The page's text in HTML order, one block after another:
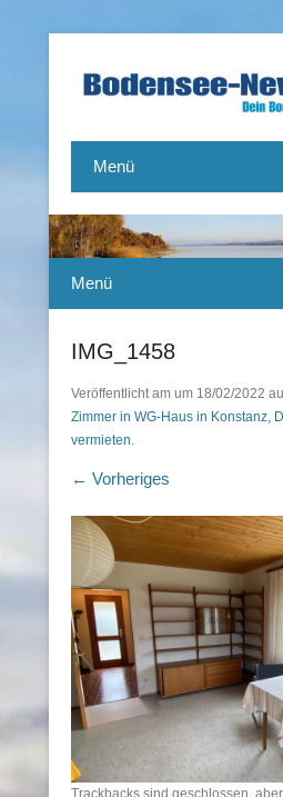
Bodensee-
Menü
Menü
IMG_1458
Veröffentlicht am um 18/02/2022
Zimmer in WG-Haus in Konstanz,
vermieten.
← Vorheriges
Trackbacks sind geschlossen,